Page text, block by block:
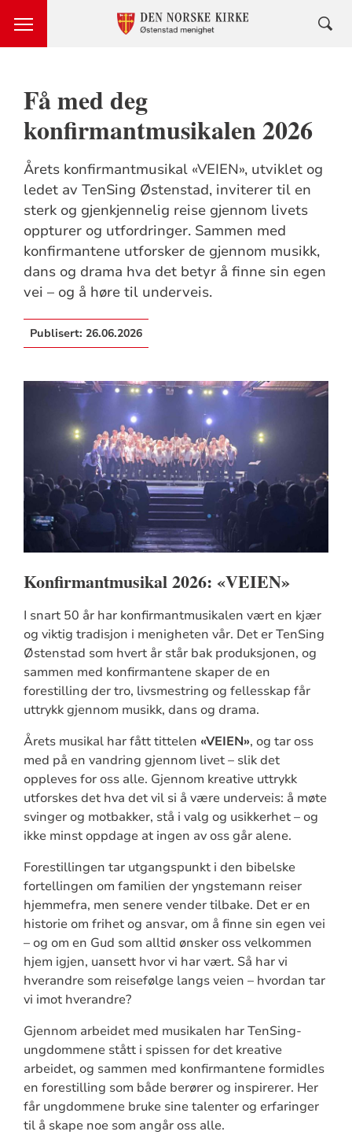
Få med deg
konfirmantmusikalen 2026
Årets konfirmantmusikal «VEIEN», utviklet og
ledet av TenSing Østenstad, inviterer til en
sterk og gjenkjennelig reise gjennom livets
oppturer og utfordringer. Sammen med
konfirmantene utforsker de gjennom musikk,
dans og drama hva det betyr å finne sin egen
vei – og å høre til underveis.
Publisert: 26.06.2026
Konfirmantmusikal 2026: «VEIEN»
I snart 50 år har konfirmantmusikalen vært en kjær
og viktig tradisjon i menigheten vår. Det er TenSing
Østenstad som hvert år står bak produksjonen, og
sammen med konfirmantene skaper de en
forestilling der tro, livsmestring og fellesskap får
uttrykk gjennom musikk, dans og drama.
Årets musikal har fått tittelen «VEIEN», og tar oss
med på en vandring gjennom livet – slik det
oppleves for oss alle. Gjennom kreative uttrykk
utforskes det hva det vil si å være underveis: å møte
svinger og motbakker, stå i valg og usikkerhet – og
ikke minst oppdage at ingen av oss går alene.
Forestillingen tar utgangspunkt i den bibelske
fortellingen om familien der yngstemann reiser
hjemmefra, men senere vender tilbake. Det er en
historie om frihet og ansvar, om å finne sin egen vei
– og om en Gud som alltid ønsker oss velkommen
hjem igjen, uansett hvor vi har vært. Så har vi
hverandre som reisefølge langs veien – hvordan tar
vi imot hverandre?
Gjennom arbeidet med musikalen har TenSing-
ungdommene stått i spissen for det kreative
arbeidet, og sammen med konfirmantene formidles
en forestilling som både berører og inspirerer. Her
får ungdommene bruke sine talenter og erfaringer
til å skape noe som angår oss alle.